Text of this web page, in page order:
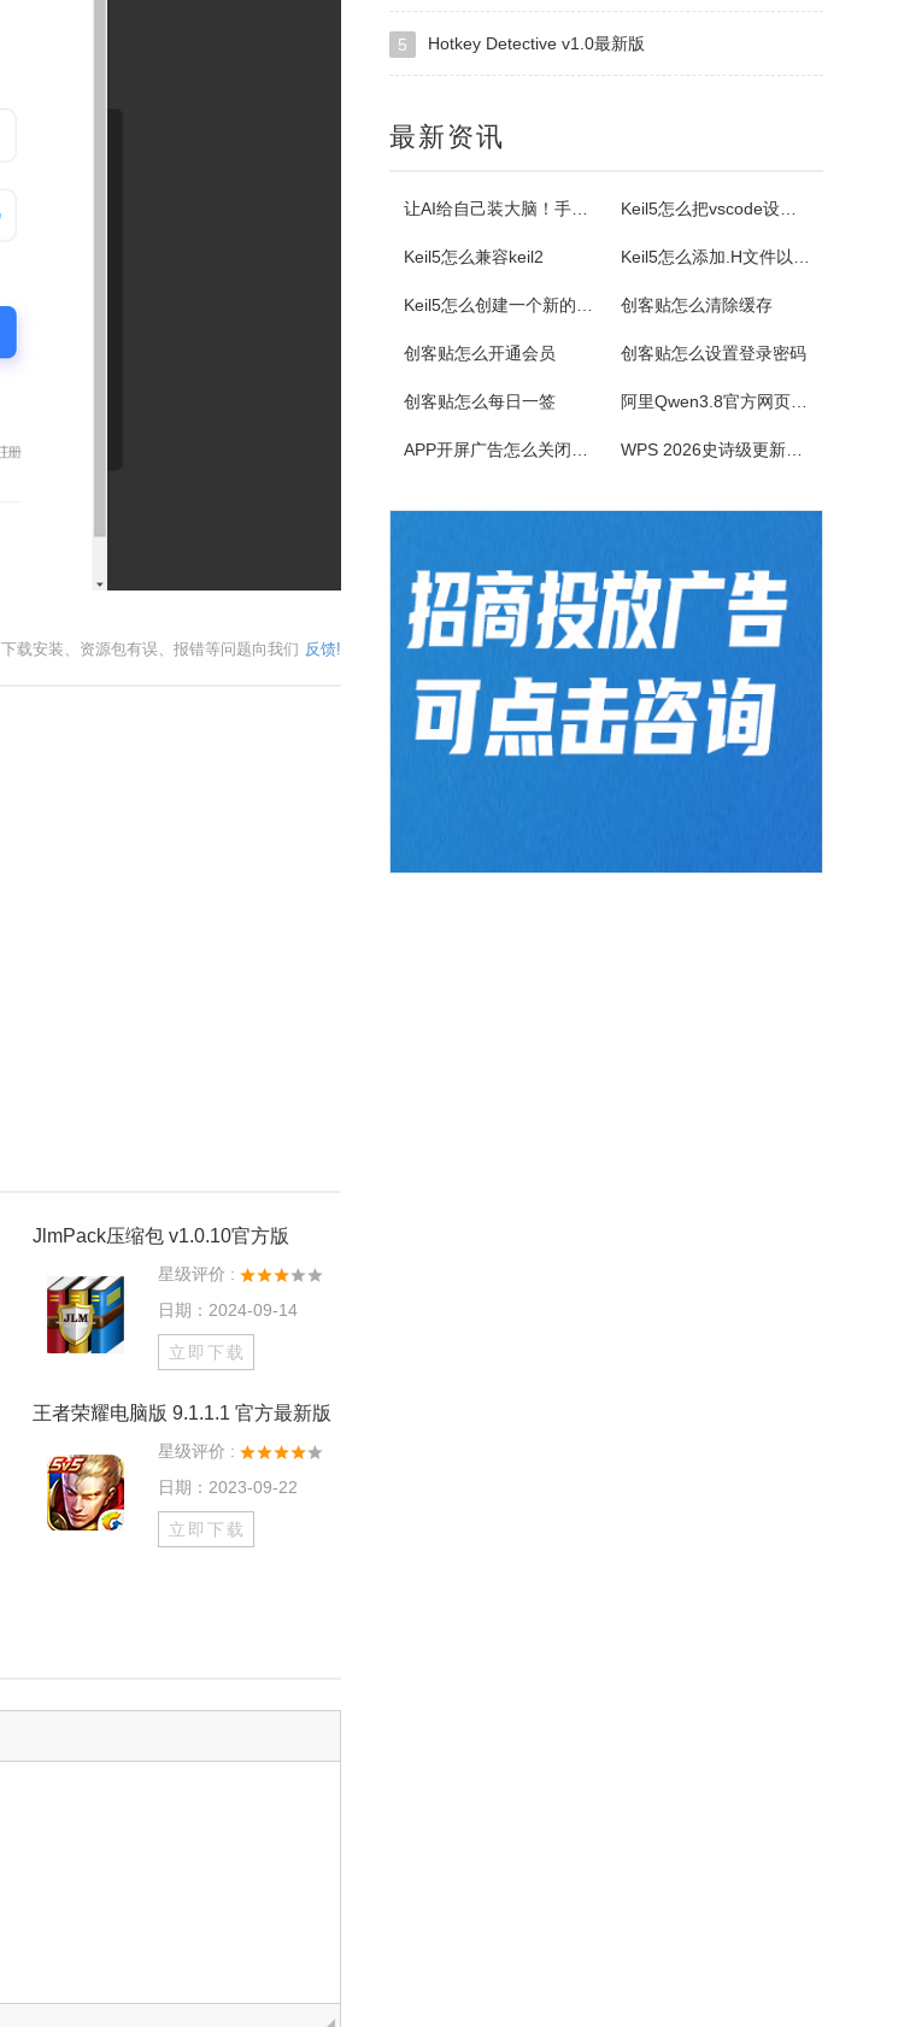
下载安装、资源包有误、报错等问题向我们 反馈!
JlmPack压缩包 v1.0.10官方版
星级评价 :
日期：2024-09-14
立即下载
王者荣耀电脑版 9.1.1.1 官方最新版
星级评价 :
日期：2023-09-22
立即下载
Offline Commander
AiPPT专家
5 Hotkey Detective v1.0最新版
最新资讯
让AI给自己装大脑！手把手教你学会安装使用Agent Skill Keil5怎么把vscode设置外部编辑器
Keil5怎么兼容keil2 Keil5怎么添加.H文件以及Keil5添加.H文件的方法
Keil5怎么创建一个新的51单片机项目 创客贴怎么清除缓存
创客贴怎么开通会员 创客贴怎么设置登录密码
创客贴怎么每日一签 阿里Qwen3.8官方网页版入口
APP开屏广告怎么关闭？3招彻底关闭跳转 WPS 2026史诗级更新！重构存储管理，深度融合AI应用